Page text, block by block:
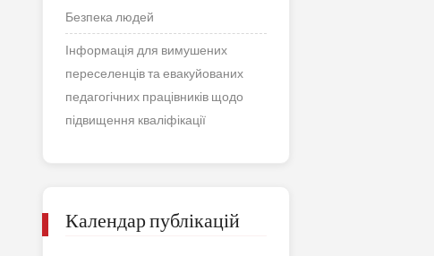
Безпека людей
Інформація для вимушених
переселенців та евакуйованих
педагогічних працівників щодо
підвищення кваліфікації
Календар публікацій